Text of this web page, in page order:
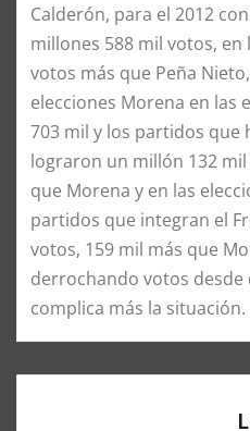
Calderón, para el 2012
millones 588 mil votos, en
votos más que Peña
elecciones Morena en las
703 mil y los partidos que
lograron un millón 132
que Morena y en las
partidos que integran el
votos, 159 mil más que
derrochando votos desde
complica más la situación.